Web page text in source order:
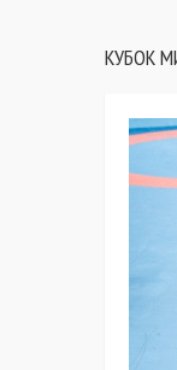
КУБОК